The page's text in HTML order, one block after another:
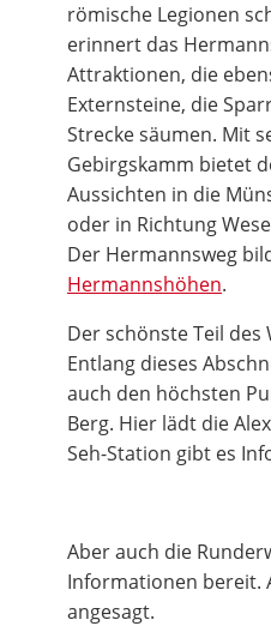
römische Legionen
erinnert das
Attraktionen, die
Externsteine, die
Strecke säumen. Mit
Gebirgskamm bietet
Aussichten in die
oder in Richtung
Der Hermannsweg
Hermannshöhen.
Der schönste Teil
Entlang dieses
auch den höchsten
Berg. Hier lädt die
Seh-Station gibt es
Aber auch die
Informationen bereit.
angesagt.